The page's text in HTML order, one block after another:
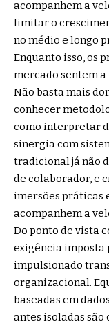
acompanhem a
limitar o
no médio e longo
Enquanto isso, os
mercado sentem
Não basta mais
conhecer
como interpretar
sinergia com
tradicional já não
de colaborador, e
imersões práticas
acompanhem a
Do ponto de vista
exigência imposta
impulsionado
organizacional.
baseadas em
antes isoladas